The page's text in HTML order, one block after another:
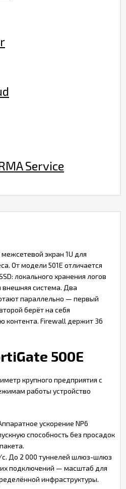
Service
экран 1U для
От модели 501E отличается
локального хранения логов
внешняя система. Два
параллельно — первый
берёт на себя
контента. Firewall держит 36
500E
крупного предприятия с
работы устройство
ускорение NP6
способность без просадок
с. До 2 000 туннелей шлюз-шлюз
подключений — масштаб для
инфраструктуры.